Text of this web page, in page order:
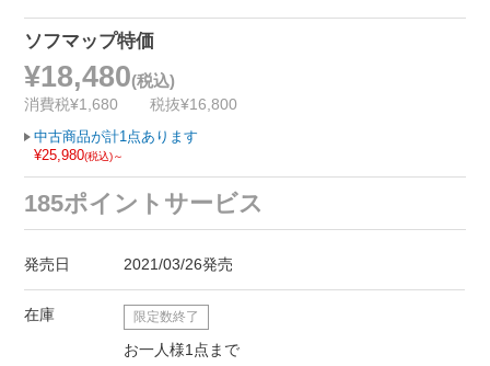
ソフマップ特価
¥18,480(税込)
消費税¥1,680 税抜¥16,800
中古商品が計1点あります
¥25,980(税込)～
185ポイントサービス
発売日 2021/03/26発売
在庫 限定数終了
お一人様1点まで